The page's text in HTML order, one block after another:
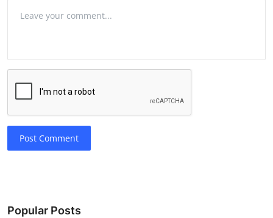
Post Comment
Popular Posts